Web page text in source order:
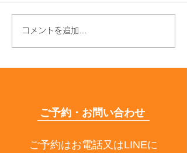
年齢とともに髪質が変わ
コメントを追加…
ご予約・お問い合わせ
ご予約はお電話又はLINEに